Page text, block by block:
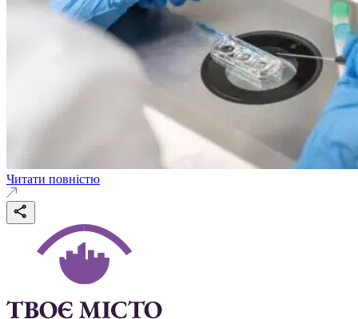
Читати повністю